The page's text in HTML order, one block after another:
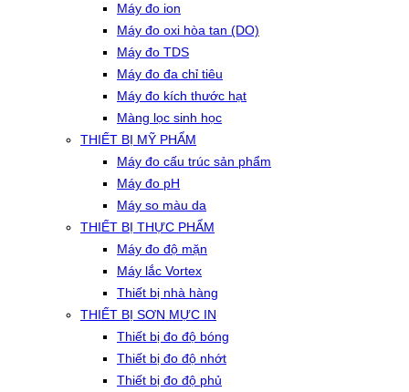
Máy đo ion
Máy đo oxi hòa tan (DO)
Máy đo TDS
Máy đo đa chỉ tiêu
Máy đo kích thước hạt
Màng lọc sinh học
THIẾT BỊ MỸ PHẨM
Máy đo cấu trúc sản phẩm
Máy đo pH
Máy so màu da
THIẾT BỊ THỰC PHẨM
Máy đo độ mặn
Máy lắc Vortex
Thiết bị nhà hàng
THIẾT BỊ SƠN MỰC IN
Thiết bị đo độ bóng
Thiết bị đo độ nhớt
Thiết bị đo độ phủ